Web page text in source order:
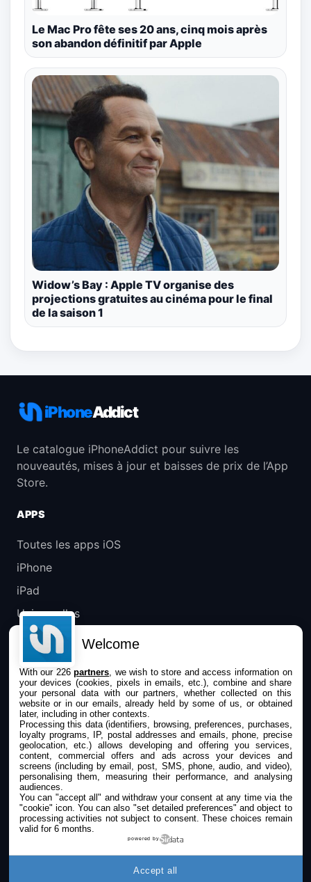
Le Mac Pro fête ses 20 ans, cinq mois après
son abandon définitif par Apple
Widow’s Bay : Apple TV organise des
projections gratuites au cinéma pour le final
de la saison 1
iPhoneAddict
Le catalogue iPhoneAddict pour suivre les
nouveautés, mises à jour et baisses de prix de l’App
Store.
APPS
Toutes les apps iOS
iPhone
iPad
Universelles
Mac
Apple TV
IPHONEADDICT
Actualité Apple
Archives keynotes
Contact
À propos
KultureGeek
Welcome
With our 226partners , we wish to store and access information on
your devices (cookies, pixels in emails, etc.), combine and share
your personal data with our partners, whether collected on this
website or in our emails, already held by some of us, or obtained
later, including in other contexts.
Processing this data (identifiers, browsing, preferences, purchases,
loyalty programs, IP, postal addresses and emails, phone, precise
geolocation, etc.) allows developing and offering you services,
content, commercial offers and ads across your devices and
screens (including by email, post, SMS, phone, audio, and video),
personalising them, measuring their performance, and analysing
audiences.
You can "accept all" and withdraw your consent at any time via the
"cookie" icon. You can also "set detailed preferences" and object to
processing activities not subject to consent. These choices remain
valid for 6 months.
powered by
Accept all